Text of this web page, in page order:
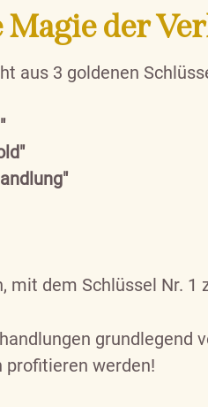
Magie der
aus 3 goldenen
mit dem Schlüssel Nr. 1
grundlegend
profitieren werden!